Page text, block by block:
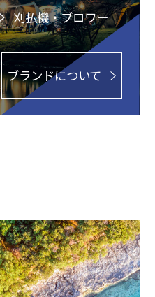
刈払機・ブロワー
ブランドについて